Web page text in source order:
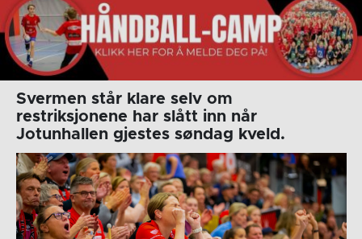
Svermen står klare selv om
restriksjonene har slått inn når
Jotunhallen gjestes søndag kveld.